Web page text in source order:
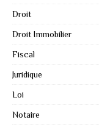
Droit
Droit Immobilier
Fiscal
Juridique
Loi
Notaire